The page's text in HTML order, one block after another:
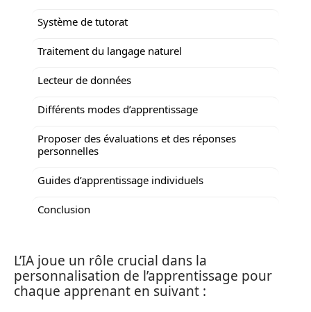
Système de tutorat
Traitement du langage naturel
Lecteur de données
Différents modes d’apprentissage
Proposer des évaluations et des réponses
personnelles
Guides d’apprentissage individuels
Conclusion
L’IA joue un rôle crucial dans la
personnalisation de l’apprentissage pour
chaque apprenant en suivant :